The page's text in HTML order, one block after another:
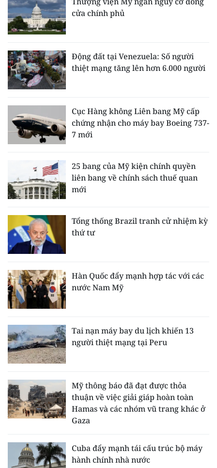
ENGLISH
中文
FRANÇAIS
РУССКИЙ
한국어
cửa chính phủ
Động đất tại Venezuela: Số người
thiệt mạng tăng lên hơn 6.000 người
Cục Hàng không Liên bang Mỹ cấp
chứng nhận cho máy bay Boeing 737-
7 mới
25 bang của Mỹ kiện chính quyền
liên bang về chính sách thuế quan
mới
Tổng thống Brazil tranh cử nhiệm kỳ
thứ tư
Hàn Quốc đẩy mạnh hợp tác với các
nước Nam Mỹ
Tai nạn máy bay du lịch khiến 13
người thiệt mạng tại Peru
Mỹ thông báo đã đạt được thỏa
thuận về việc giải giáp hoàn toàn
Hamas và các nhóm vũ trang khác ở
Gaza
Cuba đẩy mạnh tái cấu trúc bộ máy
hành chính nhà nước